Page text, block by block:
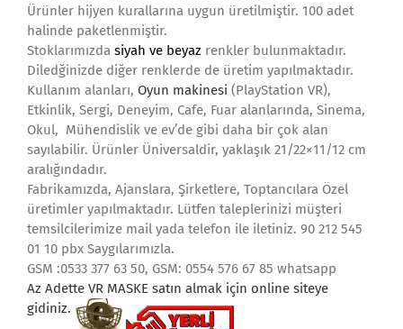
Ürünler hijyen kurallarına uygun üretilmiştir. 100 adet
halinde paketlenmiştir.
Stoklarımızda siyah ve beyaz renkler bulunmaktadır.
Diledğinizde diğer renklerde de üretim yapılmaktadır.
Kullanım alanları, Oyun makinesi (PlayStation VR),
Etkinlik, Sergi, Deneyim, Cafe, Fuar alanlarında, Sinema,
Okul, Mühendislik ve ev’de gibi daha bir çok alan
sayılabilir. Ürünler Üniversaldir, yaklaşık 21/22×11/12 cm
aralığındadır.
Fabrikamızda, Ajanslara, Şirketlere, Toptancılara Özel
üretimler yapılmaktadır. Lütfen taleplerinizi müşteri
temsilcilerimize mail yada telefon ile iletiniz. 90 212 545
01 10 pbx Saygılarımızla.
GSM :0533 377 63 50, GSM: 0554 576 67 85 whatsapp
Az Adette VR MASKE satın almak için online siteye
gidiniz.